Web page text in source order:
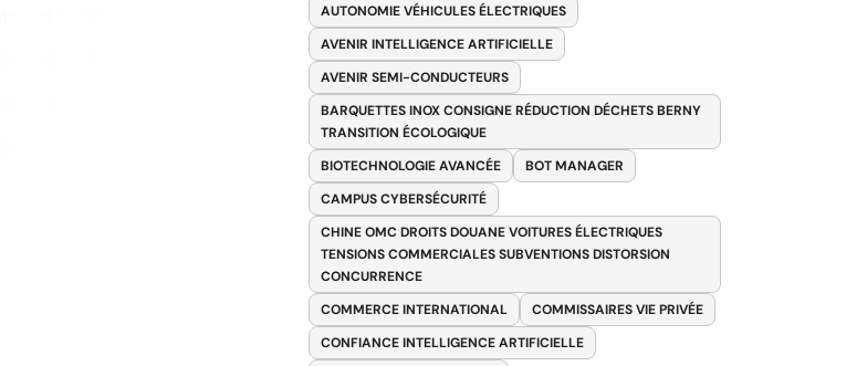
AUTONOMIE VÉHICULES ÉLECTRIQUES
AVENIR INTELLIGENCE ARTIFICIELLE
AVENIR SEMI-CONDUCTEURS
BARQUETTES INOX CONSIGNE RÉDUCTION DÉCHETS BERNY
TRANSITION ÉCOLOGIQUE
BIOTECHNOLOGIE AVANCÉE
BOT MANAGER
CAMPUS CYBERSÉCURITÉ
CHINE OMC DROITS DOUANE VOITURES ÉLECTRIQUES
TENSIONS COMMERCIALES SUBVENTIONS DISTORSION
CONCURRENCE
COMMERCE INTERNATIONAL
COMMISSAIRES VIE PRIVÉE
CONFIANCE INTELLIGENCE ARTIFICIELLE